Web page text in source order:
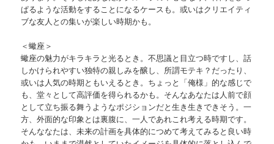
ぱるような活動をすることになるケースも。或いはクリエイティ
ブな友人との集いが楽しい時期かも。
＜蠍座＞
蠍座の魅力がキラキラと光るとき。不思議と目立つ時ですし、話
しかけられやすい独特の親しみを醸し、所謂モテキ？だったり、
或いは人気の時期ともいえるとき。ちょっと「俺様」的な感じで
も、堂々として高評価を得られるかも。そんなあなたは人前で顔
として立ち振る舞うようなポジションだと生き生きできそう。一
方、外面的な印象とは裏腹に、一人であれこれ考える時期です。
そんななたは、未来の計画を具体的につめて考えてみると良い時